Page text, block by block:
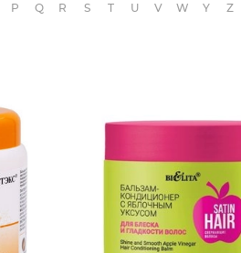
P Q R S T U V W Y Z